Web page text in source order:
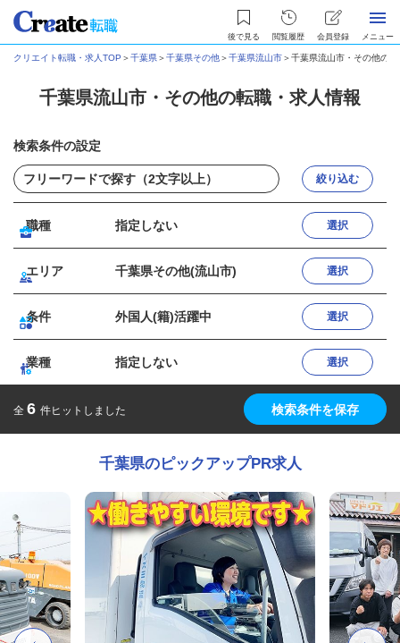
後で見る 閲覧履歴 会員登録 メニュー
クリエイト転職・求人TOP ＞千葉県＞千葉県その他＞千葉県流山市＞千葉県流山市・その他の
千葉県流山市・その他の転職・求人情報
検索条件の設定
絞り込む
職種 指定しない 選択
エリア 千葉県その他(流山市) 選択
条件 外国人(籍)活躍中 選択
業種 指定しない 選択
全 6 件ヒットしました 検索条件を保存
千葉県のピックアップPR求人